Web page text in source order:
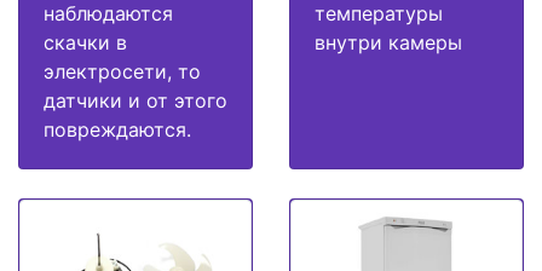
наблюдаются
скачки в
электросети, то
датчики и от этого
повреждаются.
температуры
внутри камеры